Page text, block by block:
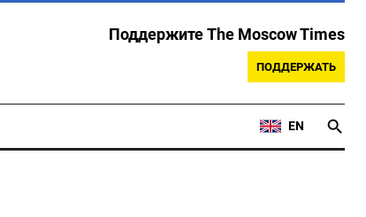
Поддержите The Moscow Times
ПОДДЕРЖАТЬ
EN